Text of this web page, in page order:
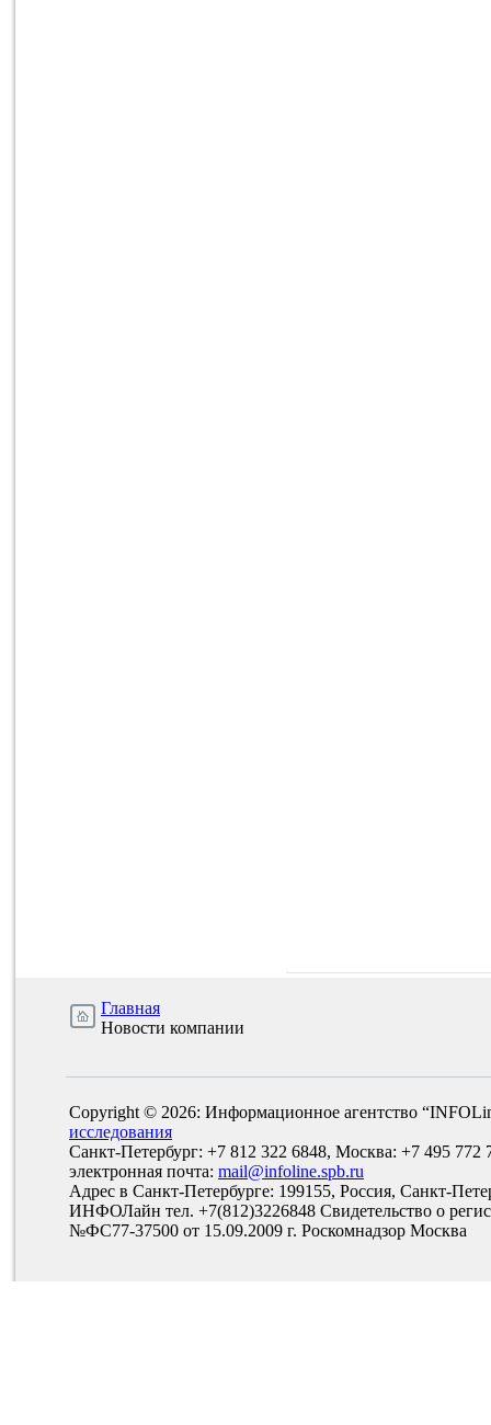
Главная
Новости компании
Copyright © 2026: Информационное агентство
исследования
Санкт-Петербург: +7 812 322 6848, Москва: +7 495 772
электронная почта: mail@infoline.spb.ru
Адрес в Санкт-Петербурге: 199155, Россия, Санкт-
ИНФОЛайн тел. +7(812)3226848 Свидетельство о
№ФС77-37500 от 15.09.2009 г. Роскомнадзор Москва